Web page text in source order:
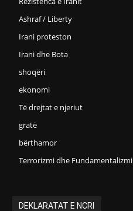
Ashraf / Liberty
Irani proteston
Irani dhe Bota
shoqëri
ekonomi
Të drejtat e njeriut
gratë
bërthamor
Terrorizmi dhe Fundamentalizmi
DEKLARATAT E NCRI